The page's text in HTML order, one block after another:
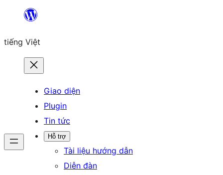
Chuyển
phần
tiếng Việt
Giao diện
Plugin
Tin tức
Hỗ trợ
Tài liệu hướng dẫn
Diễn đàn